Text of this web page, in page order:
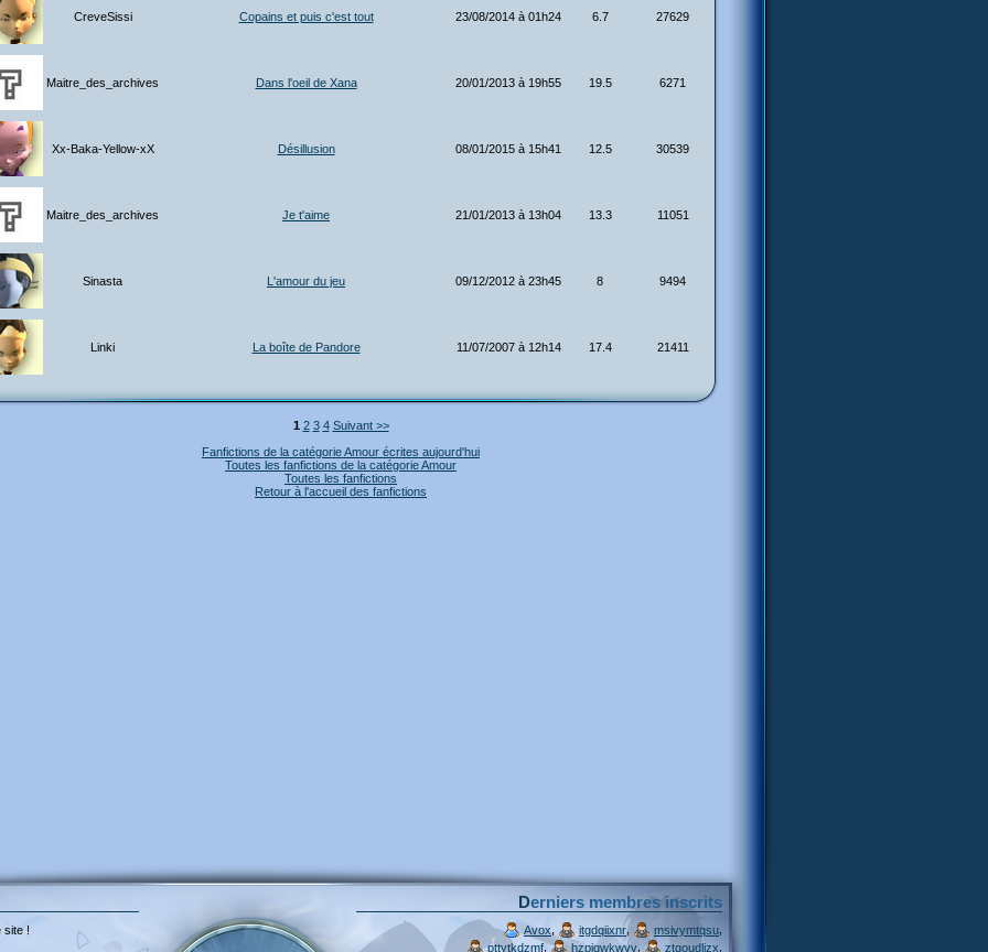
CreveSissi Copains et puis c'est tout 23/08/2014 à 01h24 6.7 27629
Maitre_des_archives Dans l'oeil de Xana 20/01/2013 à 19h55 19.5 6271
Xx-Baka-Yellow-xX Désillusion 08/01/2015 à 15h41 12.5 30539
Maitre_des_archives Je t'aime 21/01/2013 à 13h04 13.3 11051
Sinasta L'amour du jeu 09/12/2012 à 23h45 8 9494
Linki La boîte de Pandore 11/07/2007 à 12h14 17.4 21411
1 2 3 4 Suivant >>
Fanfictions de la catégorie Amour écrites aujourd'hui
Toutes les fanfictions de la catégorie Amour
Toutes les fanfictions
Retour à l'accueil des fanfictions
site !
Derniers membres inscrits
Avox itgdqiixnr, msivymtqsu
pttytkdzmf, hzpjqwkwvv ztgoudljzx